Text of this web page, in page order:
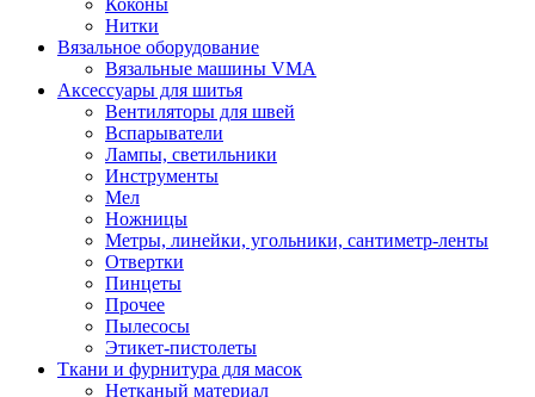
Нитки
Вязальное оборудование
Вязальные машины VMA
Аксессуары для шитья
Вентиляторы для швей
Вспарыватели
Лампы, светильники
Инструменты
Мел
Ножницы
Метры, линейки, угольники, сантиметр-ленты
Отвертки
Пинцеты
Прочее
Пылесосы
Этикет-пистолеты
Ткани и фурнитура для масок
Нетканый материал